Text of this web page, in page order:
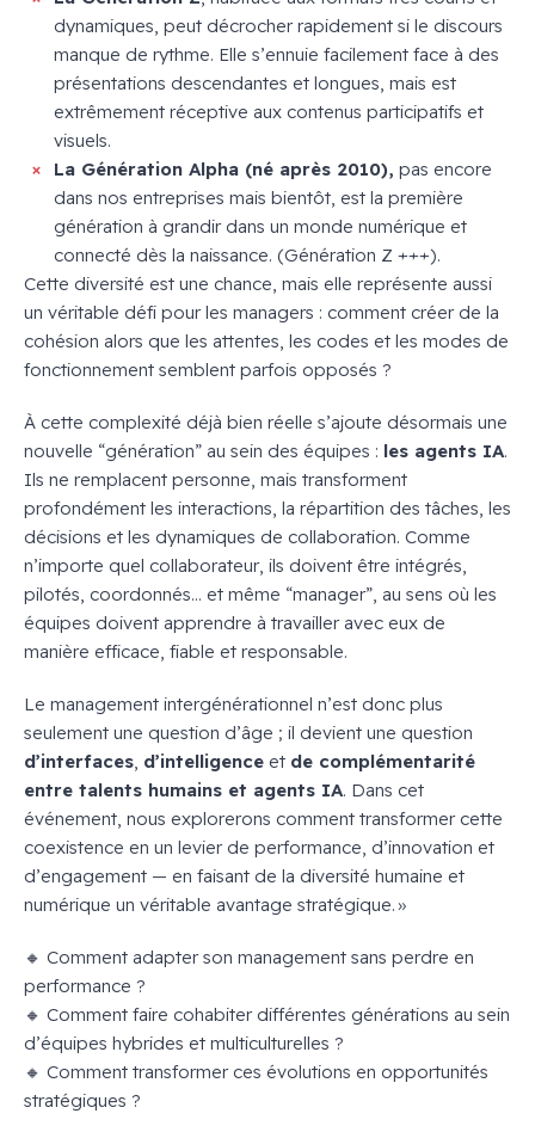
dynamiques, peut décrocher rapidement si le discours
manque de rythme. Elle s’ennuie facilement face à des
présentations descendantes et longues, mais est
extrêmement réceptive aux contenus participatifs et
visuels.
La Génération Alpha (né après 2010), pas encore
dans nos entreprises mais bientôt, est la première
génération à grandir dans un monde numérique et
connecté dès la naissance. (Génération Z +++).
Cette diversité est une chance, mais elle représente aussi
un véritable défi pour les managers : comment créer de la
cohésion alors que les attentes, les codes et les modes de
fonctionnement semblent parfois opposés ?
À cette complexité déjà bien réelle s’ajoute désormais une
nouvelle “génération” au sein des équipes : les agents IA.
Ils ne remplacent personne, mais transforment
profondément les interactions, la répartition des tâches, les
décisions et les dynamiques de collaboration. Comme
n’importe quel collaborateur, ils doivent être intégrés,
pilotés, coordonnés… et même “manager”, au sens où les
équipes doivent apprendre à travailler avec eux de
manière efficace, fiable et responsable.
Le management intergénérationnel n’est donc plus
seulement une question d’âge ; il devient une question
d’interfaces, d’intelligence et de complémentarité
entre talents humains et agents IA. Dans cet
événement, nous explorerons comment transformer cette
coexistence en un levier de performance, d’innovation et
d’engagement — en faisant de la diversité humaine et
numérique un véritable avantage stratégique. »
🔸 Comment adapter son management sans perdre en
performance ?
🔸 Comment faire cohabiter différentes générations au sein
d’équipes hybrides et multiculturelles ?
🔸 Comment transformer ces évolutions en opportunités
stratégiques ?